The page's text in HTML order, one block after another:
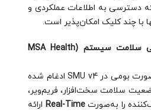
دسترسی به اطلاعات عملکردی و
با چند کلیک امکان‌پذیر است.
ابزار اختصاصی بررسی سلامت سیستم (MSA Health
این ابزار داخلی که به‌صورت بومی در SMU v4 ادغام شده
سلامت سخت‌افزار، فریم‌ویر،
را به‌صورتReal-Time ارائه